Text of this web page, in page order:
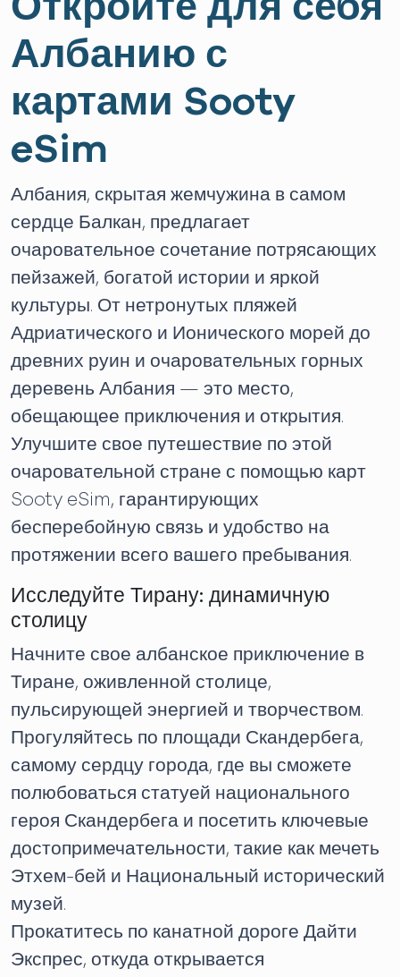
Албанию с
картами Sooty
eSim
Албания, скрытая жемчужина в самом
сердце Балкан, предлагает
очаровательное сочетание потрясающих
пейзажей, богатой истории и яркой
культуры. От нетронутых пляжей
Адриатического и Ионического морей до
древних руин и очаровательных горных
деревень Албания — это место,
обещающее приключения и открытия.
Улучшите свое путешествие по этой
очаровательной стране с помощью карт
Sooty eSim, гарантирующих
бесперебойную связь и удобство на
протяжении всего вашего пребывания.
Исследуйте Тирану: динамичную
столицу
Начните свое албанское приключение в
Тиране, оживленной столице,
пульсирующей энергией и творчеством.
Прогуляйтесь по площади Скандербега,
самому сердцу города, где вы сможете
полюбоваться статуей национального
героя Скандербега и посетить ключевые
достопримечательности, такие как мечеть
Этхем-бей и Национальный исторический
музей.
Прокатитесь по канатной дороге Дайти
Экспрес, откуда открывается